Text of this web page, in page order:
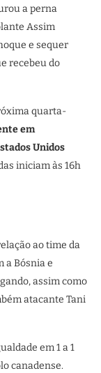
a perna
Assim
e sequer
recebeu do
quarta-
em
Unidos
iniciam às 16h
ao time da
a Bósnia e
assim como
atacante Tani
em 1 a 1
canadense.